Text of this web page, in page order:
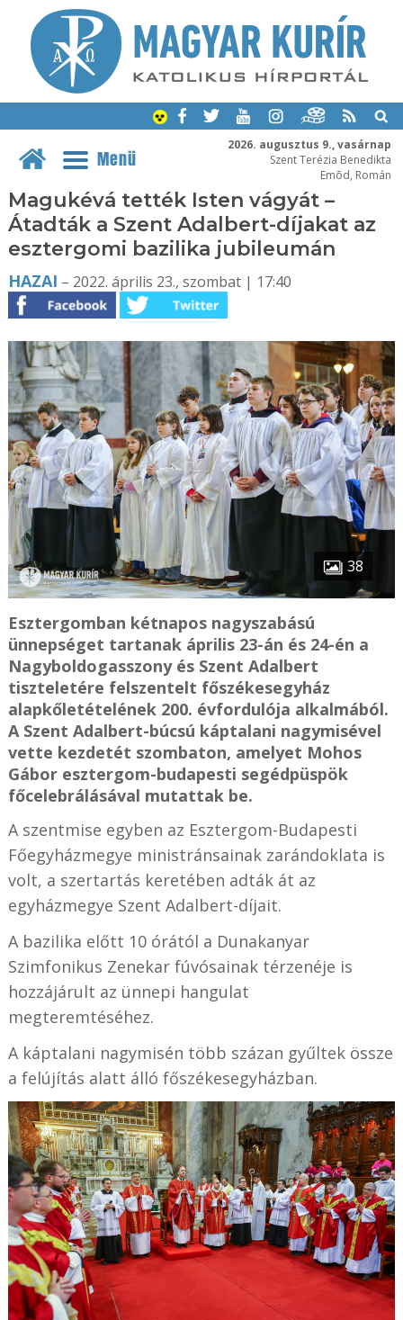
2026. augusztus 9., vasárnap
Szent Terézia Benedikta
Emõd, Román
Menü
Magukévá tették Isten vágyát –
Átadták a Szent Adalbert-díjakat az
esztergomi bazilika jubileumán
HAZAI – 2022. április 23., szombat | 17:40
38
Esztergomban kétnapos nagyszabású
ünnepséget tartanak április 23-án és 24-én a
Nagyboldogasszony és Szent Adalbert
tiszteletére felszentelt főszékesegyház
alapkőletételének 200. évfordulója alkalmából.
A Szent Adalbert-búcsú káptalani nagymisével
vette kezdetét szombaton, amelyet Mohos
Gábor esztergom-budapesti segédpüspök
főcelebrálásával mutattak be.
A szentmise egyben az Esztergom-Budapesti
Főegyházmegye ministránsainak zarándoklata is
volt, a szertartás keretében adták át az
egyházmegye Szent Adalbert-díjait.
A bazilika előtt 10 órától a Dunakanyar
Szimfonikus Zenekar fúvósainak térzenéje is
hozzájárult az ünnepi hangulat
megteremtéséhez.
A káptalani nagymisén több százan gyűltek össze
a felújítás alatt álló főszékesegyházban.